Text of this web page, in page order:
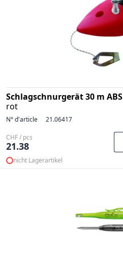
Schlagschnurgerät 30 m ABS
rot
N° d'article 21.06417
CHF / pcs
21.38
nicht Lagerartikel